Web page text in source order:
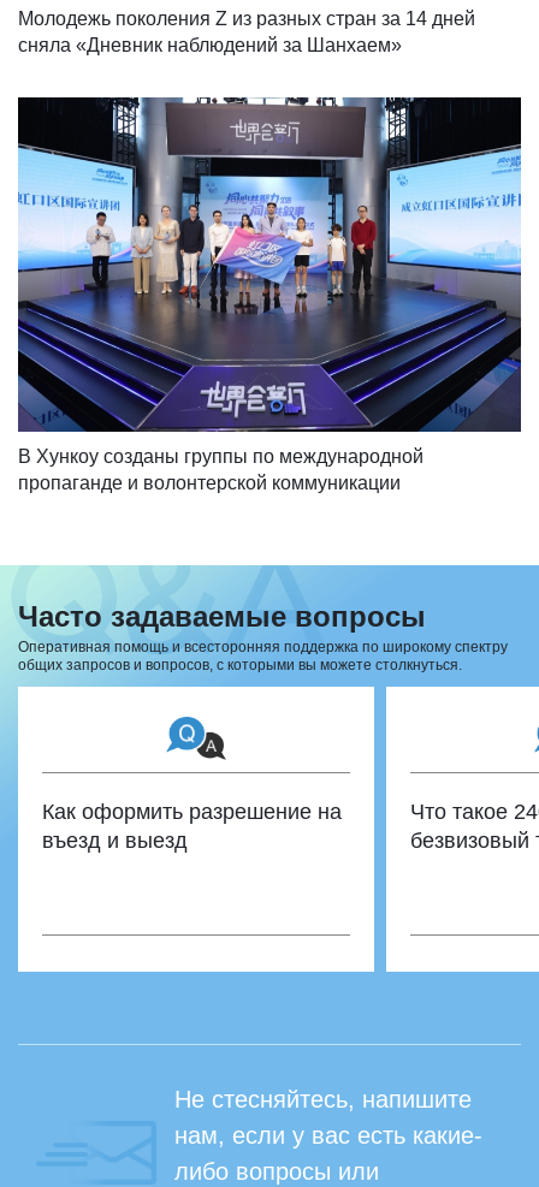
Молодежь поколения Z из разных стран за 14 дней
сняла «Дневник наблюдений за Шанхаем»
В Хункоу созданы группы по международной
пропаганде и волонтерской коммуникации
Часто задаваемые вопросы
Оперативная помощь и всесторонняя поддержка по широкому спектру
общих запросов и вопросов, с которыми вы можете столкнуться.
Как оформить разрешение на
въезд и выезд
Что такое
безвизовый
Не стесняйтесь, напишите
нам, если у вас есть какие-
либо вопросы или